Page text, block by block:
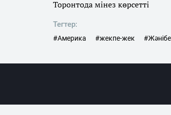
Торонтода мінез көрсетті
Тегтер:
#Америка #жекпе-жек